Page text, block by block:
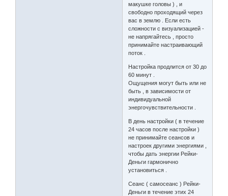
макушке головы ) , и
свободно проходящий через
вас в землю . Если есть
сложности с визуализацией -
не напрягайтесь , просто
принимайте настраивающий
поток .
Настройка продлится от 30 до
60 минут .
Ощущения могут быть или не
быть , в зависимости от
индивидуальной
энергочувствительности .
В день настройки ( в течение
24 часов после настройки )
не принимайте сеансов и
настроек другими энергиями ,
чтобы дать энергии Рейки-
Деньги гармонично
установиться .
Сеанс ( самосеанс ) Рейки-
Деньги в течение этих 24